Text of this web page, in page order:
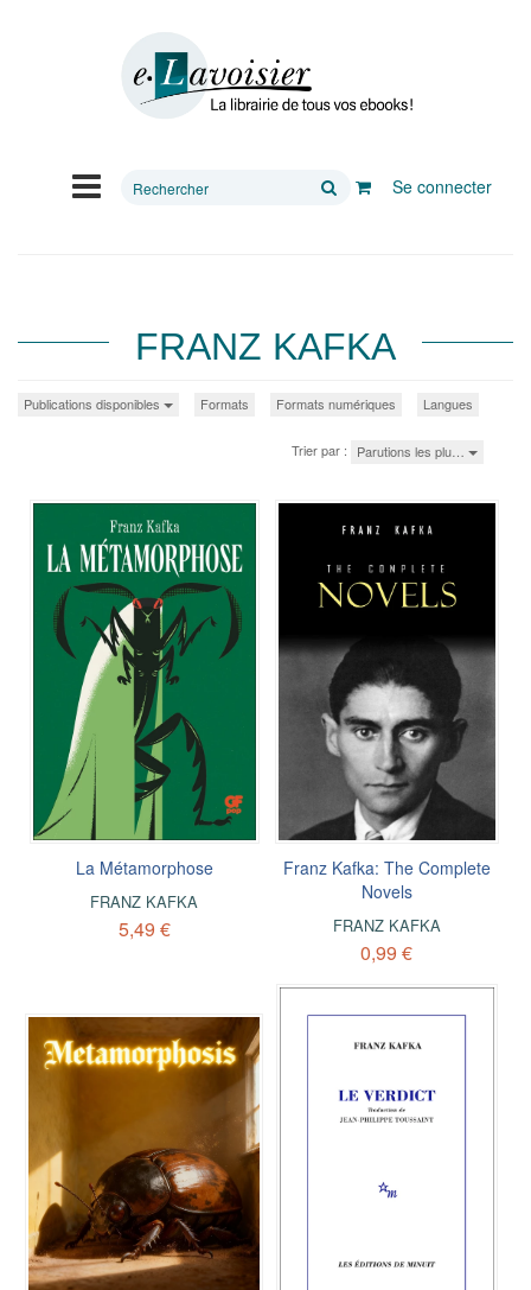
Rechercher
Se connecter
FRANZ KAFKA
Publications disponibles Formats Formats numériques Langues
Trier par : Parutions les plu…
La Métamorphose
FRANZ KAFKA
5,49 €
Franz Kafka: The Complete
Novels
FRANZ KAFKA
0,99 €